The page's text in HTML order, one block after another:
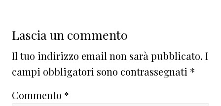
Lascia un commento
Il tuo indirizzo email non sarà pubblicato. I
campi obbligatori sono contrassegnati *
Commento *